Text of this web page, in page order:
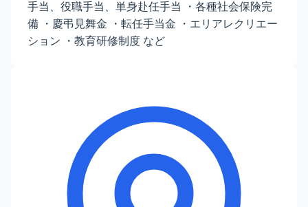
手当、役職手当、単身赴任手当 ・各種社会保険完
備 ・慶弔見舞金 ・転任手当金 ・エリアレクリエー
ション ・教育研修制度 など